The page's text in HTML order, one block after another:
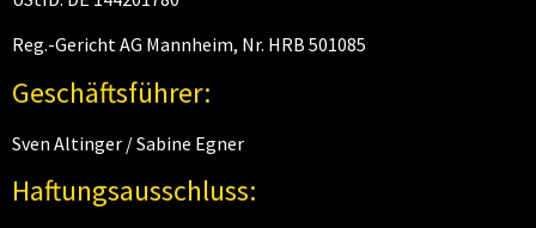
Reg.-Gericht AG Mannheim, Nr. HRB 501085
Geschäftsführer:
Sven Altinger / Sabine Egner
Haftungsausschluss: